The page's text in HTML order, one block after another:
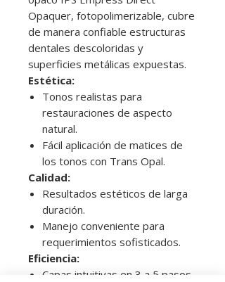
Opaquer, fotopolimerizable, cubre
de manera confiable estructuras
dentales descoloridas y
superficies metálicas expuestas.
Estética:
Tonos realistas para
restauraciones de aspecto
natural.
Fácil aplicación de matices de
los tonos con Trans Opal.
Calidad:
Resultados estéticos de larga
duración.
Manejo conveniente para
requerimientos sofisticados.
Eficiencia:
Capas intuitivas en 3 a 5 pasos